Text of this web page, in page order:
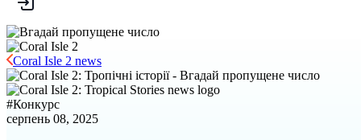
Coral Isle 2 news
#Конкурс
серпень 08, 2025